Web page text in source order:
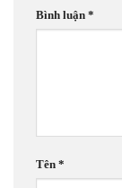
Bình luận *
Tên *